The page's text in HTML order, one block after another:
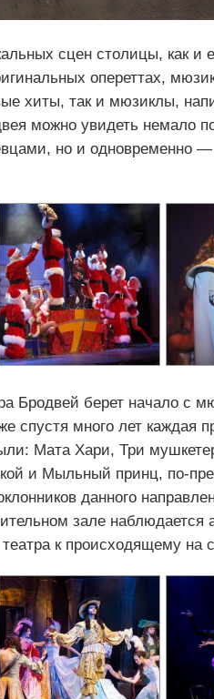
сцен столицы, как и
опереттах,
хиты, так и мюзиклы,
можно увидеть немало
но и одновременно
Бродвей берет начало с
спустя много лет каждая
Мата Хари, Три
и Мыльный принц, по-
данного
зале наблюдается
к происходящему на